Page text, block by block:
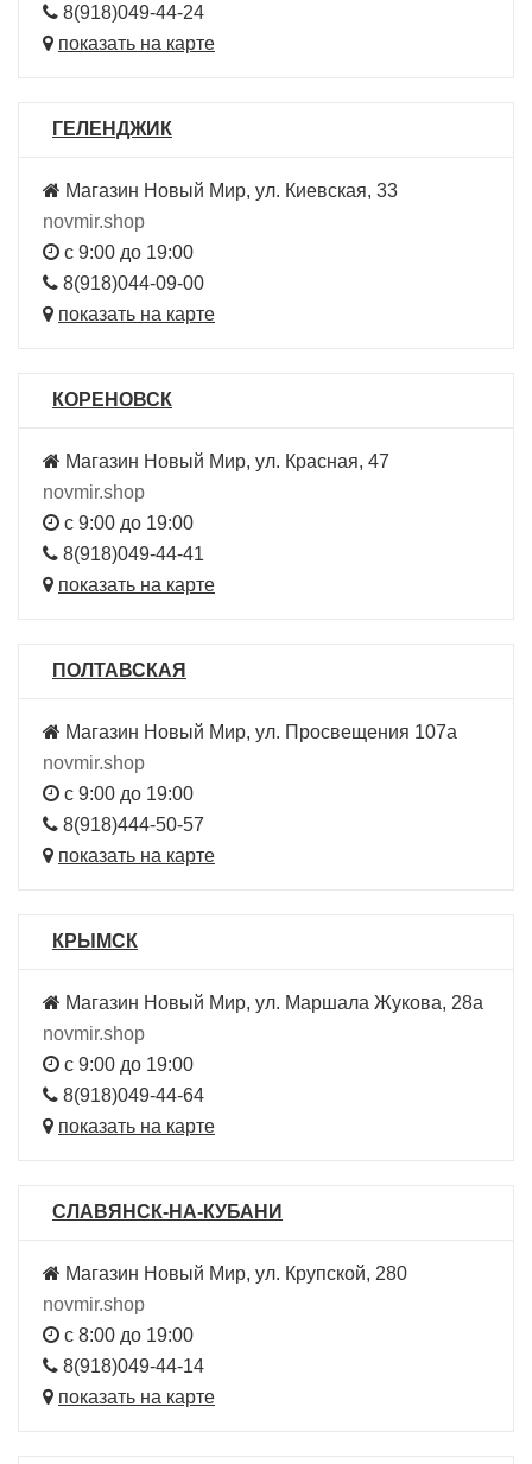
8(918)049-44-24
показать на карте
ГЕЛЕНДЖИК
Магазин Новый Мир, ул. Киевская, 33
novmir.shop
с 9:00 до 19:00
8(918)044-09-00
показать на карте
КОРЕНОВСК
Магазин Новый Мир, ул. Красная, 47
novmir.shop
с 9:00 до 19:00
8(918)049-44-41
показать на карте
ПОЛТАВСКАЯ
Магазин Новый Мир, ул. Просвещения 107а
novmir.shop
с 9:00 до 19:00
8(918)444-50-57
показать на карте
КРЫМСК
Магазин Новый Мир, ул. Маршала Жукова, 28а
novmir.shop
с 9:00 до 19:00
8(918)049-44-64
показать на карте
СЛАВЯНСК-НА-КУБАНИ
Магазин Новый Мир, ул. Крупской, 280
novmir.shop
с 8:00 до 19:00
8(918)049-44-14
показать на карте